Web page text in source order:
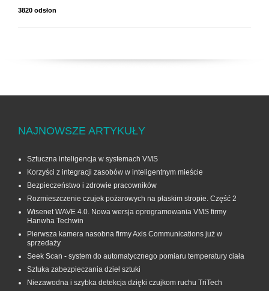
3820 odsłon
NAJNOWSZE ARTYKUŁY
Sztuczna inteligencja w systemach VMS
Korzyści z integracji zasobów w inteligentnym mieście
Bezpieczeństwo i zdrowie pracowników
Rozmieszczenie czujek pożarowych na płaskim stropie. Część 2
Wisenet WAVE 4.0. Nowa wersja oprogramowania VMS firmy
Hanwha Techwin
Pierwsza kamera nasobna firmy Axis Communications już w
sprzedaży
Seek Scan - system do automatycznego pomiaru temperatury ciała
Sztuka zabezpieczania dzieł sztuki
Niezawodna i szybka detekcja dzięki czujkom ruchu TriTech